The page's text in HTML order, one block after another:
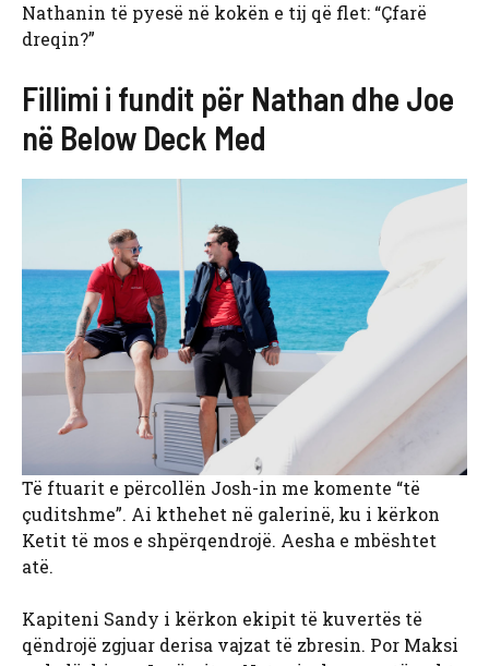
Nathanin të pyesë në kokën e tij që flet: “Çfarë
dreqin?”
Fillimi i fundit për Nathan dhe Joe
në Below Deck Med
Të ftuarit e përcollën Josh-in me komente “të
çuditshme”. Ai kthehet në galerinë, ku i kërkon
Ketit të mos e shpërqendrojë. Aesha e mbështet
atë.
Kapiteni Sandy i kërkon ekipit të kuvertës të
qëndrojë zgjuar derisa vajzat të zbresin. Por Maksi